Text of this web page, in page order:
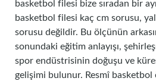
basketbol filesi bize sıradan bir
basketbol filesi kaç cm sorusu,
sorusu değildir. Bu ölçünün
sonundaki eğitim anlayışı,
spor endüstrisinin doğuşu ve
gelişimi bulunur. Resmî